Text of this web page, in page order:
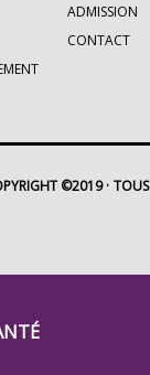
ADMISSION
CONTACT
©2019 TOUS